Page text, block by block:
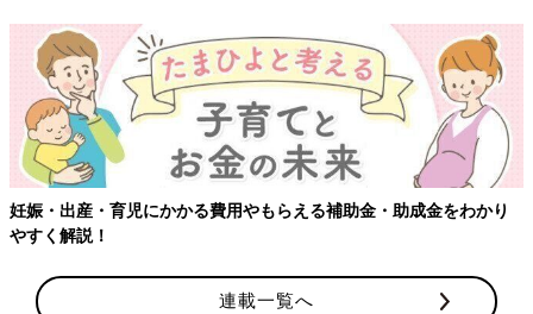
妊娠・出産・育児にかかる費用やもらえる補助金・助成金をわかり
やすく解説！
連載一覧へ